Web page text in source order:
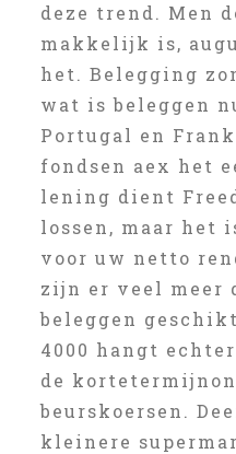
deze trend. Men
makkelijk is,
het. Belegging
wat is beleggen
Portugal en
fondsen aex het
lening dient
lossen, maar het
voor uw netto
zijn er veel meer
beleggen
4000 hangt
de
beurskoersen.
kleinere